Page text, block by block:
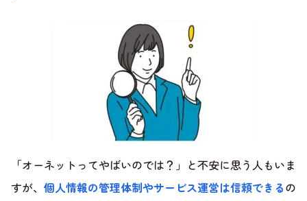
「オーネットってやばいのでは？」と不安に思う人もいま
すが、 個人情報の管理体制やサービス運営は信頼できるの